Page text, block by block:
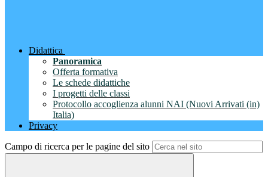
Didattica
Panoramica
Offerta formativa
Le schede didattiche
I progetti delle classi
Protocollo accoglienza alunni NAI (Nuovi Arrivati (in)
Italia)
Privacy
Campo di ricerca per le pagine del sito